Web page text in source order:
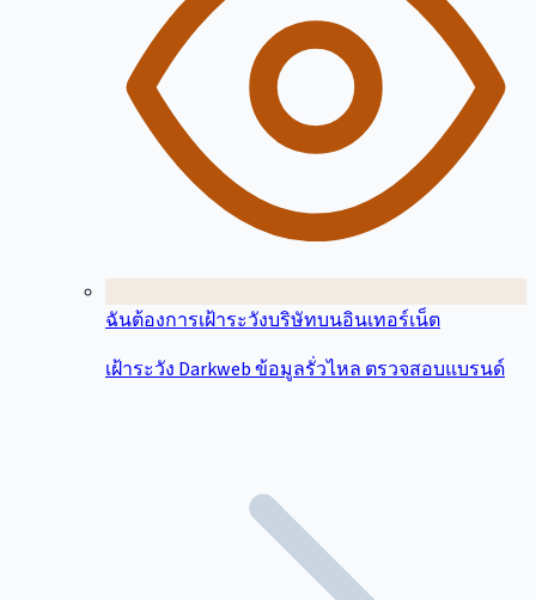
ฉันต้องการเฝ้าระวังบริษัทบนอินเทอร์เน็ต
เฝ้าระวัง Darkweb ข้อมูลรั่วไหล ตรวจสอบแบรนด์